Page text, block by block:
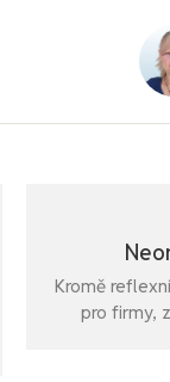
Kromě
pro firmy,